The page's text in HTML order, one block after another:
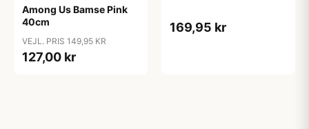
Among Us Bamse Pink
40cm
VEJL. PRIS 149,95 KR
127,00 kr
169,95 kr